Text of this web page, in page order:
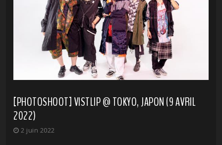
[PHOTOSHOOT] VISTLIP @ TOKYO, JAPON (9 AVRIL
2022)
2 juin 2022